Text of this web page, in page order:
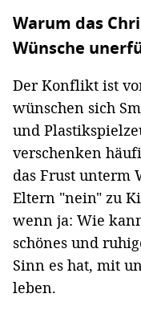
Warum das
Wünsche
Der Konflikt ist
wünschen sich
und
verschenken
das Frust unterm
Eltern "nein" zu
wenn ja: Wie
schönes und
Sinn es hat, mit
leben.